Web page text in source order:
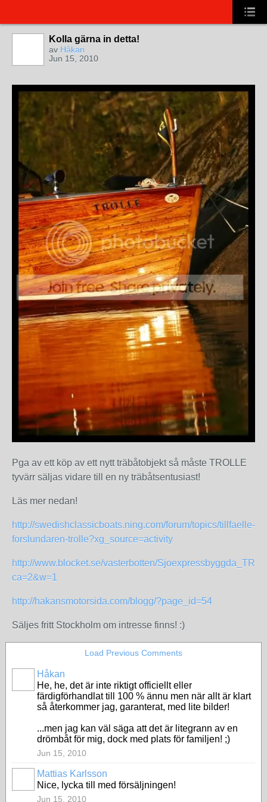
Kolla gärna in detta!
av Håkan
Jun 15, 2010
Pga av ett köp av ett nytt träbåtobjekt så måste TROLLE
tyvärr säljas vidare till en ny träbåtsentusiast!
Läs mer nedan!
http://swedishclassicboats.ning.com/forum/topics/tillfaelle-
forslundaren-trolle?xg_source=activity
http://www.blocket.se/vasterbotten/
ca=2&w=1
http://hakansmotorsida.com/blogg/?page_id=54
Säljes fritt Stockholm om intresse finns! :)
Load Previous Comments
Håkan
He, he, det är inte riktigt officiellt eller
färdigförhandlat till 100 % ännu men när allt är klart
så återkommer jag, garanterat, med lite bilder!
...men jag kan väl säga att det är litegrann av en
drömbåt för mig, dock med plats för familjen! ;)
Jun 15, 2010
Mattias Karlsson
Nice, lycka till med försäljningen!
Jun 15, 2010